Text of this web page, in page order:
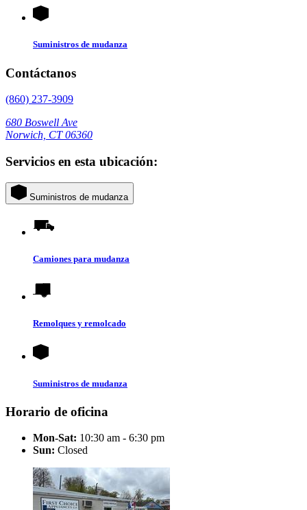
Suministros de mudanza
Contáctanos
(860) 237-3909
680 Boswell Ave
Norwich, CT 06360
Servicios en esta ubicación:
Suministros de mudanza
Camiones para mudanza
Remolques y remolcado
Suministros de mudanza
Horario de oficina
Mon-Sat: 10:30 am - 6:30 pm
Sun: Closed